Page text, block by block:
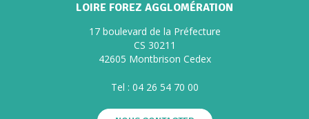
LOIRE FOREZ AGGLOMÉRATION
17 boulevard de la Préfecture
CS 30211
42605 Montbrison Cedex
Tel : 04 26 54 70 00